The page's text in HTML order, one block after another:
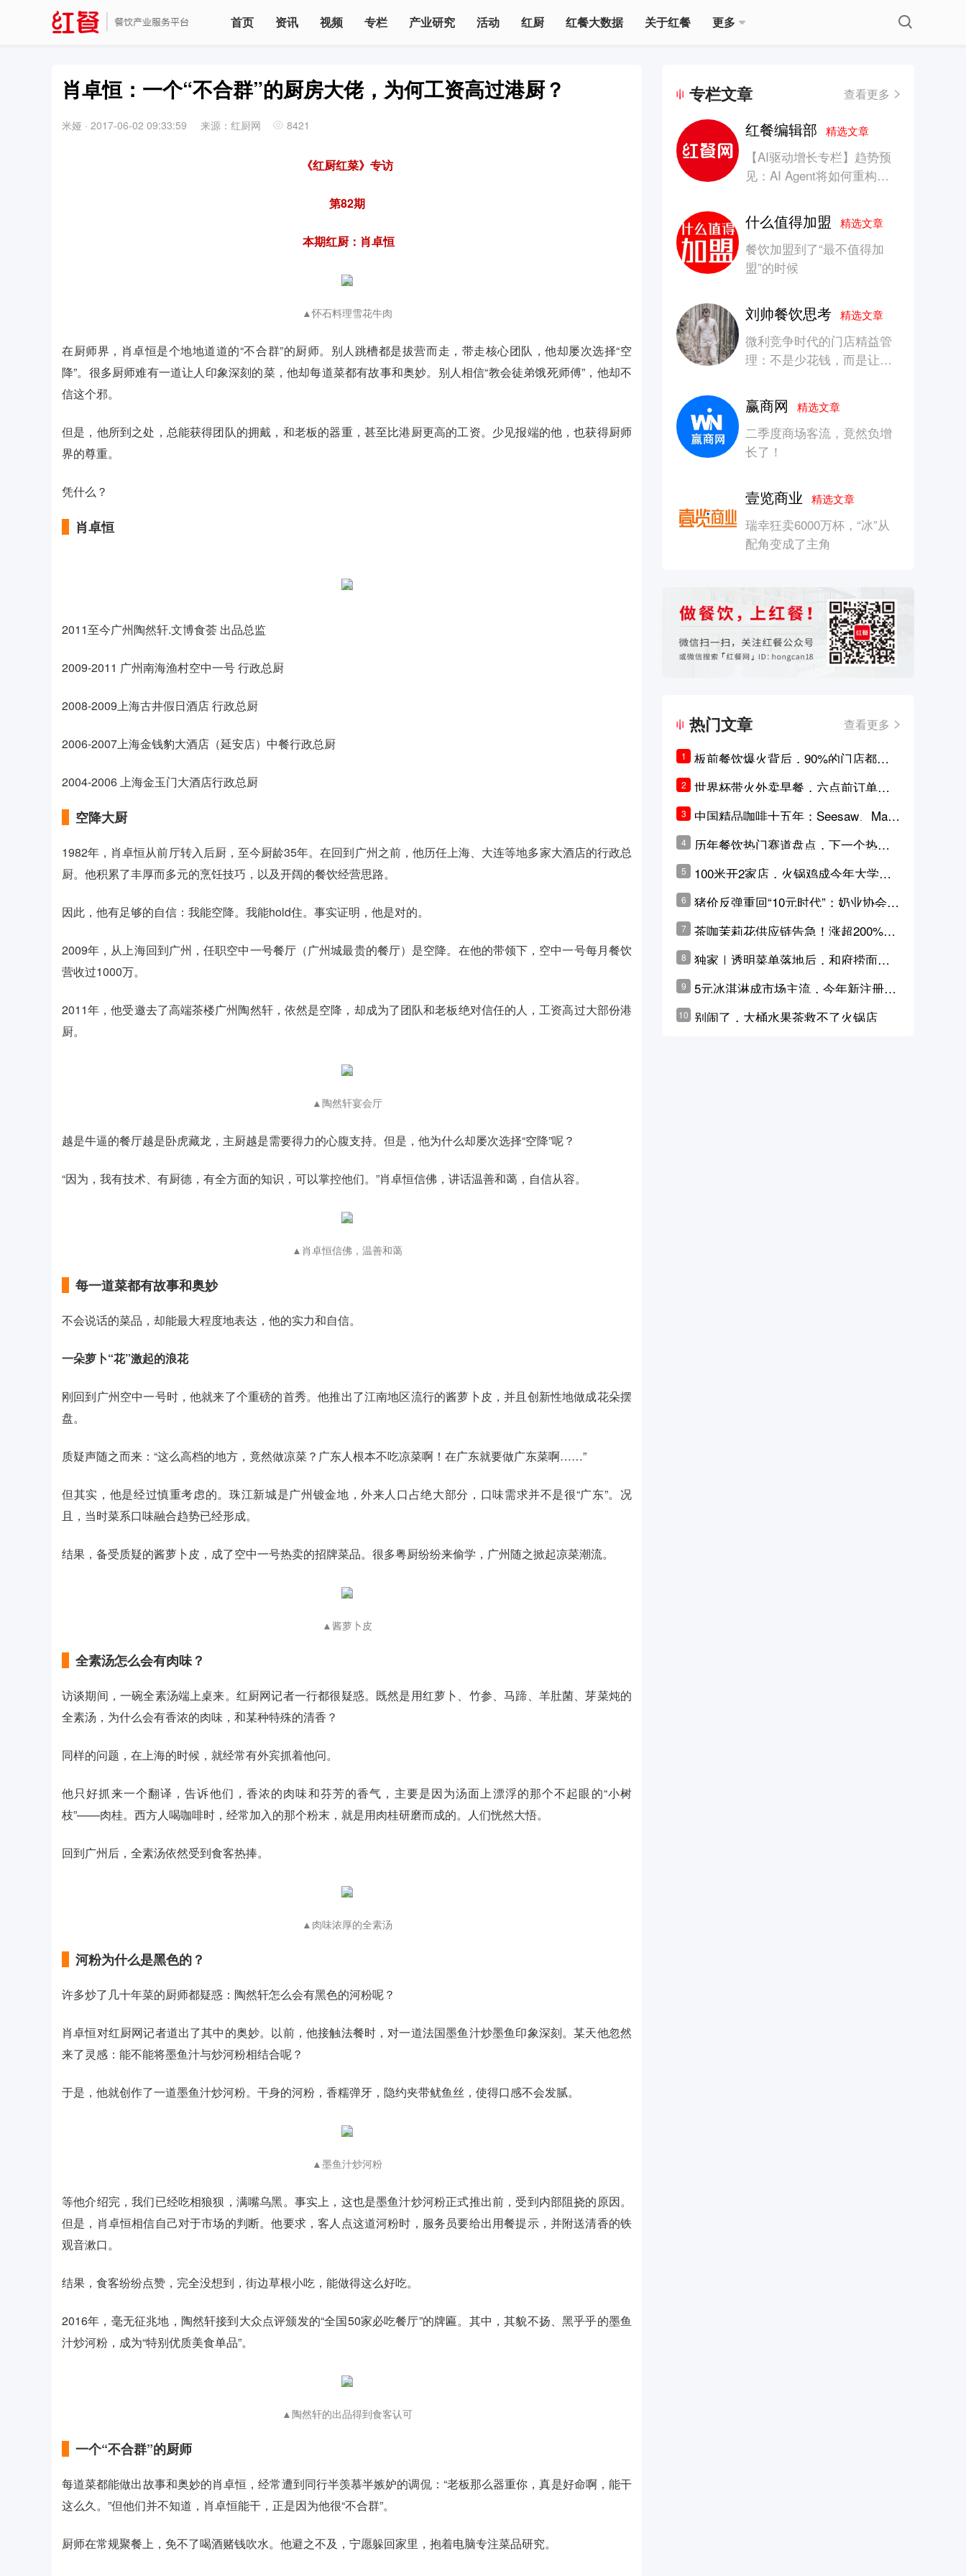
首页 资讯 视频 专栏 产业研究 活动 红厨 红餐大数据 关于红餐 更多
肖卓恒：一个“不合群”的厨房大佬，为何工资高过港厨？
米娅 · 2017-06-02 09:33:59 来源：红厨网 8421
《红厨红菜》专访
第82期
本期红厨：肖卓恒
▲怀石料理雪花牛肉
在厨师界，肖卓恒是个地地道道的“不合群”的厨师。别人跳槽都是拔营而走，带走核心团队，他却屡次选择“空
降”。很多厨师难有一道让人印象深刻的菜，他却每道菜都有故事和奥妙。别人相信“教会徒弟饿死师傅”，他却不
信这个邪。
但是，他所到之处，总能获得团队的拥戴，和老板的器重，甚至比港厨更高的工资。少见报端的他，也获得厨师
界的尊重。
凭什么？
肖卓恒
2011至今广州陶然轩.文博食荟 出品总监
2009-2011 广州南海渔村空中一号 行政总厨
2008-2009上海古井假日酒店 行政总厨
2006-2007上海金钱豹大酒店（延安店）中餐行政总厨
2004-2006 上海金玉门大酒店行政总厨
空降大厨
1982年，肖卓恒从前厅转入后厨，至今厨龄35年。在回到广州之前，他历任上海、大连等地多家大酒店的行政总
厨。他积累了丰厚而多元的烹饪技巧，以及开阔的餐饮经营思路。
因此，他有足够的自信：我能空降。我能hold住。事实证明，他是对的。
2009年，从上海回到广州，任职空中一号餐厅（广州城最贵的餐厅）是空降。在他的带领下，空中一号每月餐饮
营收过1000万。
2011年，他受邀去了高端茶楼广州陶然轩，依然是空降，却成为了团队和老板绝对信任的人，工资高过大部份港
厨。
▲陶然轩宴会厅
越是牛逼的餐厅越是卧虎藏龙，主厨越是需要得力的心腹支持。但是，他为什么却屡次选择“空降”呢？
“因为，我有技术、有厨德，有全方面的知识，可以掌控他们。”肖卓恒信佛，讲话温善和蔼，自信从容。
▲肖卓恒信佛，温善和蔼
每一道菜都有故事和奥妙
不会说话的菜品，却能最大程度地表达，他的实力和自信。
一朵萝卜“花”激起的浪花
刚回到广州空中一号时，他就来了个重磅的首秀。他推出了江南地区流行的酱萝卜皮，并且创新性地做成花朵摆
盘。
质疑声随之而来：“这么高档的地方，竟然做凉菜？广东人根本不吃凉菜啊！在广东就要做广东菜啊……”
但其实，他是经过慎重考虑的。珠江新城是广州镀金地，外来人口占绝大部分，口味需求并不是很“广东”。况
且，当时菜系口味融合趋势已经形成。
结果，备受质疑的酱萝卜皮，成了空中一号热卖的招牌菜品。很多粤厨纷纷来偷学，广州随之掀起凉菜潮流。
▲酱萝卜皮
全素汤怎么会有肉味？
访谈期间，一碗全素汤端上桌来。红厨网记者一行都很疑惑。既然是用红萝卜、竹参、马蹄、羊肚菌、芽菜炖的
全素汤，为什么会有香浓的肉味，和某种特殊的清香？
同样的问题，在上海的时候，就经常有外宾抓着他问。
他只好抓来一个翻译，告诉他们，香浓的肉味和芬芳的香气，主要是因为汤面上漂浮的那个不起眼的“小树
枝”——肉桂。西方人喝咖啡时，经常加入的那个粉末，就是用肉桂研磨而成的。人们恍然大悟。
回到广州后，全素汤依然受到食客热捧。
▲肉味浓厚的全素汤
河粉为什么是黑色的？
许多炒了几十年菜的厨师都疑惑：陶然轩怎么会有黑色的河粉呢？
肖卓恒对红厨网记者道出了其中的奥妙。以前，他接触法餐时，对一道法国墨鱼汁炒墨鱼印象深刻。某天他忽然
来了灵感：能不能将墨鱼汁与炒河粉相结合呢？
于是，他就创作了一道墨鱼汁炒河粉。干身的河粉，香糯弹牙，隐约夹带鱿鱼丝，使得口感不会发腻。
▲墨鱼汁炒河粉
等他介绍完，我们已经吃相狼狈，满嘴乌黑。事实上，这也是墨鱼汁炒河粉正式推出前，受到内部阻挠的原因。
但是，肖卓恒相信自己对于市场的判断。他要求，客人点这道河粉时，服务员要给出用餐提示，并附送清香的铁
观音漱口。
结果，食客纷纷点赞，完全没想到，街边草根小吃，能做得这么好吃。
2016年，毫无征兆地，陶然轩接到大众点评颁发的“全国50家必吃餐厅”的牌匾。其中，其貌不扬、黑乎乎的墨鱼
汁炒河粉，成为“特别优质美食单品”。
▲陶然轩的出品得到食客认可
一个“不合群”的厨师
每道菜都能做出故事和奥妙的肖卓恒，经常遭到同行半羡慕半嫉妒的调侃：“老板那么器重你，真是好命啊，能干
这么久。”但他们并不知道，肖卓恒能干，正是因为他很“不合群”。
厨师在常规聚餐上，免不了喝酒赌钱吹水。他避之不及，宁愿躲回家里，抱着电脑专注菜品研究。
专栏文章 查看更多
红餐编辑部精选文章
【AI驱动增长专栏】趋势预
见：AI Agent将如何重构消
什么值得加盟精选文章
餐饮加盟到了“最不值得加
盟”的时候
刘帅餐饮思考精选文章
微利竞争时代的门店精益管
理：不是少花钱，而是让每
赢商网精选文章
二季度商场客流，竟然负增
长了！
壹览商业精选文章
瑞幸狂卖6000万杯，“冰”从
配角变成了主角
热门文章 查看更多
1
板前餐饮爆火背后，90%的门店都只
是徒有其表的刻意作秀？
2
世界杯带火外卖早餐，六点前订单大
3
中国精品咖啡十五年：Seesaw、Man
ner、M Stand为何结出了不同的果
实？
4
历年餐饮热门赛道盘点，下一个热门
5
100米开2家店，火锅鸡成今年大学城
6
猪价反弹重回“10元时代”；奶业协会称
原奶价格现回暖迹象
7
茶咖茉莉花供应链告急！涨超200%，
横州花价冲破50元一斤
8
独家｜透明菜单落地后，和府捞面李
学林公布未来10年计划
9
5元冰淇淋成市场主流，今年新注册相
10 别闹了，大桶水果茶救不了火锅店